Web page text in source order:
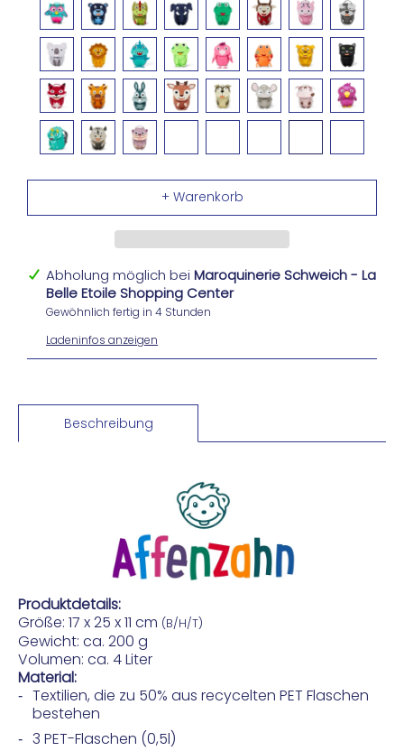
Abholung möglich bei Maroquinerie Schweich - La
Belle Etoile Shopping Center
Gewöhnlich fertig in 4 Stunden
Ladeninfos anzeigen
Beschreibung
Produktdetails:
Größe: 17 x 25 x 11 cm (B/H/T)
Gewicht: ca. 200 g
Volumen: ca. 4 Liter
Material:
Textilien, die zu 50% aus recycelten PET Flaschen
bestehen
3 PET-Flaschen (0,5l)